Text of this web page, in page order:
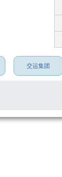
交运集团